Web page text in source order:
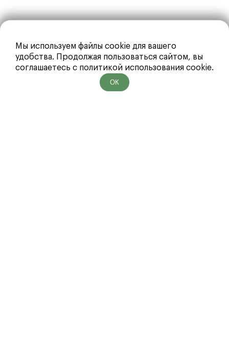
Мы используем файлы cookie для вашего
удобства. Продолжая пользоваться сайтом, вы
соглашаетесь с политикой использования cookie.
ОК